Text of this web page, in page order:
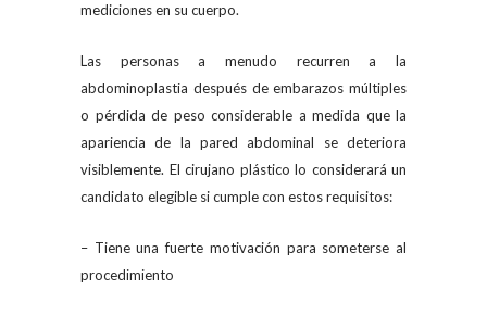
mediciones en su cuerpo.
Las personas a menudo recurren a la
abdominoplastia después de embarazos múltiples
o pérdida de peso considerable a medida que la
apariencia de la pared abdominal se deteriora
visiblemente. El cirujano plástico lo considerará un
candidato elegible si cumple con estos requisitos:
– Tiene una fuerte motivación para someterse al
procedimiento